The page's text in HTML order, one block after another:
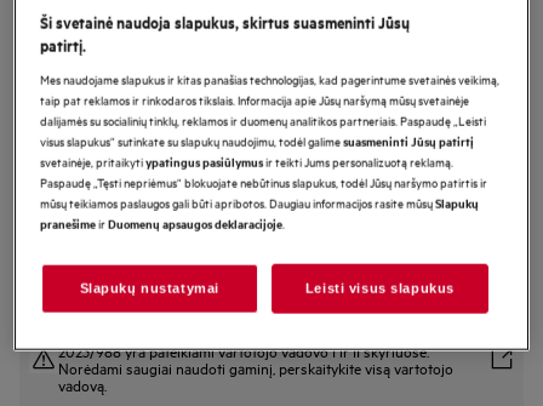
Montuojama indaplovė 59,6 cm 7000
serija „WaterSavings“
Gaminio informacijos lapas
Pagrindiniai privalumai
Efektyvus plovimas sunaudojant vos 8,4 l vandens.
„AquaSave“ – efektyvus plovimas naudojant vos 8,4 l vandens.
Krepšiai „EasyFlex“: erdvūs ir lankstūs, kad būtų lengva pakrauti
2023/988 yra pateikiami vartotojo vadovo I ir II skyriuose.
Norėdami saugiai naudoti gaminį, perskaitykite visą vartotojo
vadovą.
Ši svetainė naudoja slapukus, skirtus suasmeninti Jūsų
patirtį.
Mes naudojame slapukus ir kitas panašias technologijas, kad pagerintume svetainės veikimą,
taip pat reklamos ir rinkodaros tikslais. Informacija apie Jūsų naršymą mūsų svetainėje
dalijamės su socialinių tinklų, reklamos ir duomenų analitikos partneriais. Paspaudę „Leisti
visus slapukus“ sutinkate su slapukų naudojimu, todėl galimesuasmeninti Jūsų patirtį
svetainėje, pritaikytiypatingus pasiūlymusir teikti Jums personalizuotą reklamą.
Paspaudę „Tęsti nepriėmus“ blokuojate nebūtinus slapukus, todėl Jūsų naršymo patirtis ir
mūsų teikiamos paslaugos gali būti apribotos. Daugiau informacijos rasite mūsųSlapukų
pranešimeirDuomenų apsaugos deklaracijoje.
Slapukų nustatymai Leisti visus slapukus